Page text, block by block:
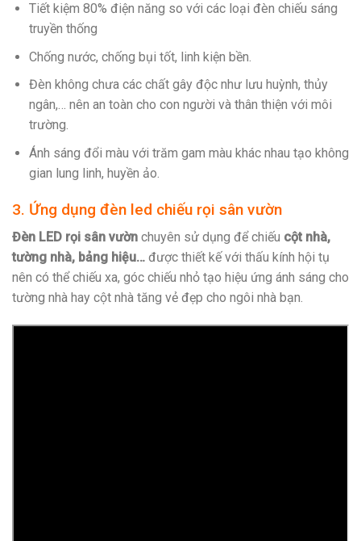
Tiết kiệm 80% điện năng so với các loại đèn chiếu sáng
truyền thống
Chống nước, chống bụi tốt, linh kiện bền.
Đèn không chưa các chất gây độc như lưu huỳnh, thủy
ngân,… nên an toàn cho con người và thân thiện với môi
trường.
Ánh sáng đổi màu với trăm gam màu khác nhau tạo không
gian lung linh, huyền ảo.
3. Ứng dụng đèn led chiếu rọi sân vườn
Đèn LED rọi sân vườn chuyên sử dụng để chiếu cột nhà,
tường nhà, bảng hiệu… được thiết kế với thấu kính hội tụ
nên có thể chiếu xa, góc chiếu nhỏ tạo hiệu ứng ánh sáng cho
tường nhà hay cột nhà tăng vẻ đẹp cho ngôi nhà bạn.